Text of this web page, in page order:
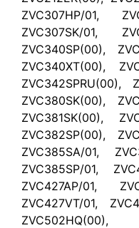
ZVC307HP/01,
ZVC307SK/01,
ZVC340SP(00),
ZVC340XT(00),
ZVC342SPRU(00),
ZVC380SK(00),
ZVC381SK(00),
ZVC382SP(00),
ZVC385SA/01,
ZVC385SP/01,
ZVC427AP/01,
ZVC427VT/01,